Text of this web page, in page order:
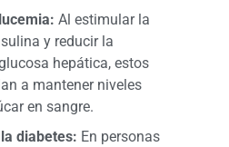
Al estimular la
y reducir la
hepática, estos
a mantener niveles
en sangre.
diabetes: En personas